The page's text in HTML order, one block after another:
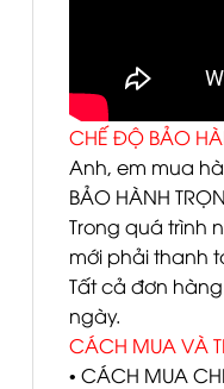
CHẾ ĐỘ BẢO
Anh, em mua
BẢO HÀNH
Trong quá trình
mới phải thanh
Tất cả đơn
ngày.
CÁCH MUA VÀ
• CÁCH MUA